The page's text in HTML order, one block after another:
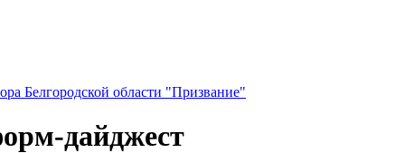
Белгородской области "Призвание"
дайджест